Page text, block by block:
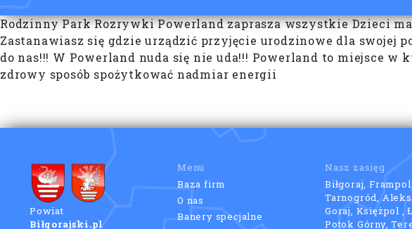
Rodzinny Park Rozrywki Powerland zaprasza wszystkie Dzieci
Zastanawiasz się gdzie urządzić przyjęcie urodzinowe dla swojej
do nas!!! W Powerland nuda się nie uda!!! Powerland to miejsce
zdrowy sposób spożytkować nadmiar energii
Powiat
Biłgorajski.pl
Menu
Baza firm
O nas
Banery specjalne
Nasz zasięg
Biłgoraj,
Tarnogród,
Goraj, Księżpol ,
Potok Górny,